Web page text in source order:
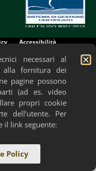
Accessibilità
necessari al
alla fornitura dei
pagine possono
(ad es. video
propri cookie
dell’utente. Per
il link seguente:
Policy